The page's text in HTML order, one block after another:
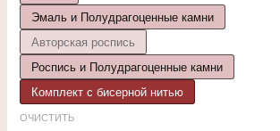
Эмаль и Полудрагоценные камни
Авторская роспись
Роспись и Полудрагоценные камни
Комплект с бисерной нитью
ОЧИСТИТЬ